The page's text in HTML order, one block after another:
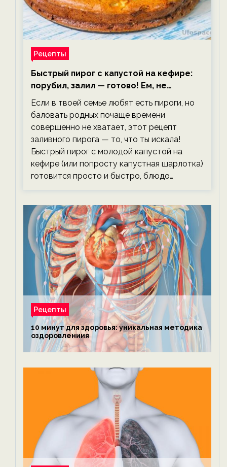
Рецепты
Быстрый пирог с капустой на кефире:
порубил, залил — готово! Ем, не
тревожась о фигуре!
Если в твоей семье любят есть пироги, но
баловать родных почаще времени
совершенно не хватает, этот рецепт
заливного пирога — то, что ты искала!
Быстрый пирог с молодой капустой на
кефире (или попросту капустная шарлотка)
готовится просто и быстро, блюдо…
Рецепты
10 минут для здоровья: уникальная методика
оздоровлениия